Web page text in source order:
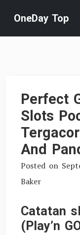
content
OneDay Top
Perfect
Slots
And
Posted on
Baker
Catatan
(Play’n